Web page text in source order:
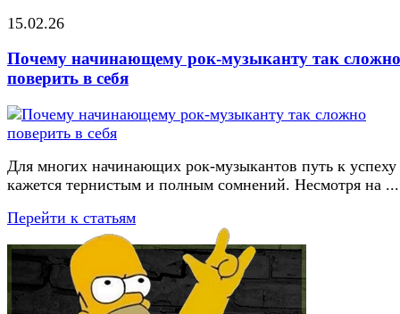
15.02.26
Почему начинающему рок-музыканту так сложно
поверить в себя
Для многих начинающих рок-музыкантов путь к успеху
кажется тернистым и полным сомнений. Несмотря на ...
Перейти к статьям